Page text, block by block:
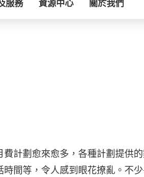
服務 資源中心 關於我們
費計劃愈來愈多，各種計劃提供
時間等，令人感到眼花撩亂。不